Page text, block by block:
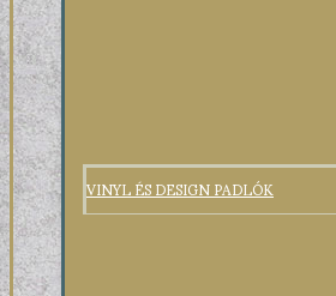
VINYL ÉS DESIGN PADLÓK